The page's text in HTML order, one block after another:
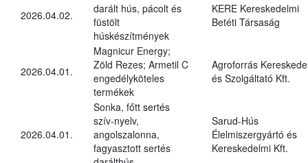
2026.04.02.
darált hús, pácolt és
füstölt
húskészítmények
KERE Kereskedelmi
Betéti Társaság
2026.04.01.
Magnicur Energy;
Zöld Rezes; Armetil C
engedélyköteles
termékek
Agroforrás
és Szolgáltató Kft.
2026.04.01.
Sonka, főtt sertés
szív-nyelv,
angolszalonna,
fagyasztott sertés
Sarud-Hús
Élelmiszergyártó és
Kereskedelmi Kft.